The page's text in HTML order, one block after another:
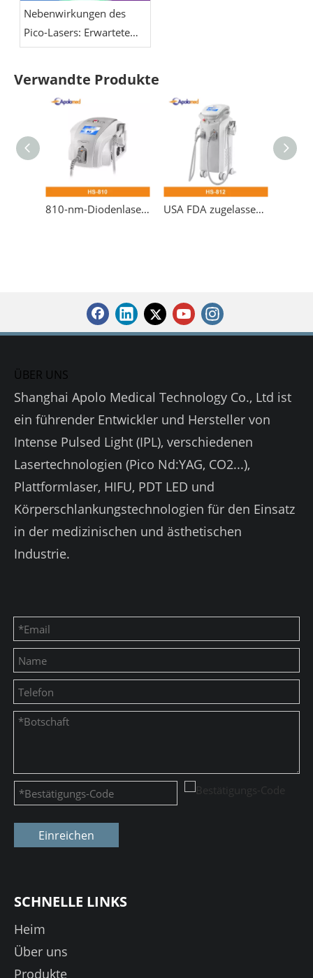
Nebenwirkungen des
Pico-Lasers: Erwartete
Reaktionen vs.
Verwandte Produkte
810-nm-Diodenlaser-Haarentfernungssystem USA FDA zugelassenes Triple Diodenlasersystem
ÜBER UNS
Shanghai Apolo Medical Technology Co., Ltd ist
ein führender Entwickler und Hersteller von
Intense Pulsed Light (IPL), verschiedenen
Lasertechnologien (Pico Nd:YAG, CO2...),
Plattformlaser, HIFU, PDT LED und
Körperschlankungstechnologien für den Einsatz
in der medizinischen und ästhetischen
Industrie.
Einreichen
SCHNELLE LINKS
Heim
Über uns
Produkte